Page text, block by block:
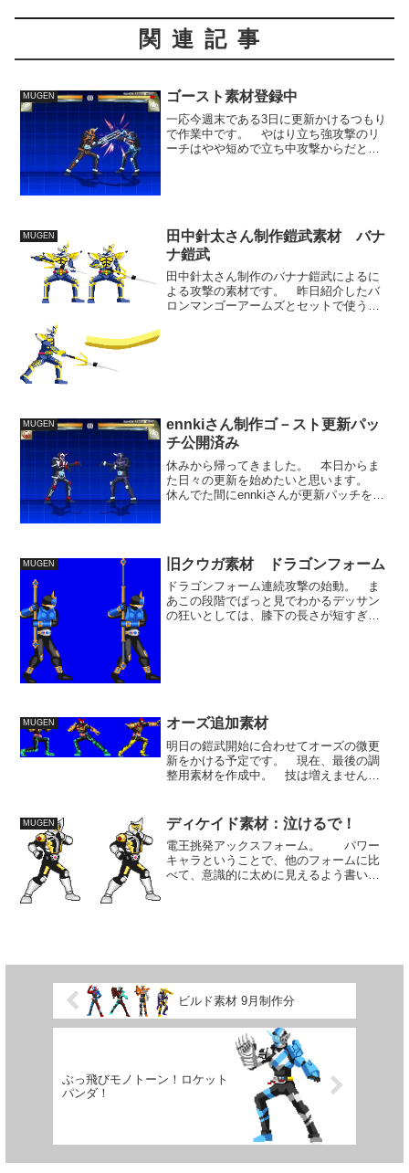
関連記事
MUGEN ゴースト素材登録中
一応今週末である3日に更新かけるつもり
で作業中です。 やはり立ち強攻撃のリ
ーチはやや短めで立ち中攻撃からだと連
MUGEN
田中針太さん制作鎧武素材 バナ
ナ鎧武
田中針太さん制作のバナナ鎧武によるに
よる攻撃の素材です。 昨日紹介したバ
ロンマンゴーアームズとセットで使う素
MUGEN
ennkiさん制作ゴ－スト更新パッ
チ公開済み
休みから帰ってきました。 本日からま
た日々の更新を始めたいと思います。
休んでた間にennkiさんが更新パッチを更
MUGEN 旧クウガ素材 ドラゴンフォーム
ドラゴンフォーム連続攻撃の始動。 ま
あこの段階でぱっと見でわかるデッサン
の狂いとしては、膝下の長さが短すぎる
MUGEN オーズ追加素材
明日の鎧武開始に合わせてオーズの微更
新をかける予定です。 現在、最後の調
整用素材を作成中。 技は増えません
すかね。 期待感と同じくらいフルーツ
武装というコンセプトに不安...
MUGEN ディケイド素材：泣けるで！
電王挑発アックスフォーム。 パワー
キャラということで、他のフォームに比
べて、意識的に太めに見えるよう書いて
ビルド素材 9月制作分
ぶっ飛びモノトーン！ロケット
パンダ！